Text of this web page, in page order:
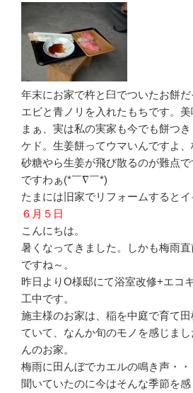
年末にお家で杵と臼でついたお餅
エビと青ノリを入れたもちです。
まぁ、実は私の実家も今でも餅つ
ケド。生姜餅ってウマいんですよ
砂糖やら生姜が飛び散るのが難点
ですわぁ(*￣∇￣*)
たまには旧家でリフォームするとイ
６月５日
こんにちは。
暑くなってきました。しかも梅雨
ですね～。
昨日よりO様邸にて浴室改修+エコ
工中です。
施主様のお家は、稲を中庭で育て
ていて、なんか旬のモノを感じま
んのお家。
梅雨に田んぼでカエルの鳴き声・
聞いていたのに今はそんな季節を